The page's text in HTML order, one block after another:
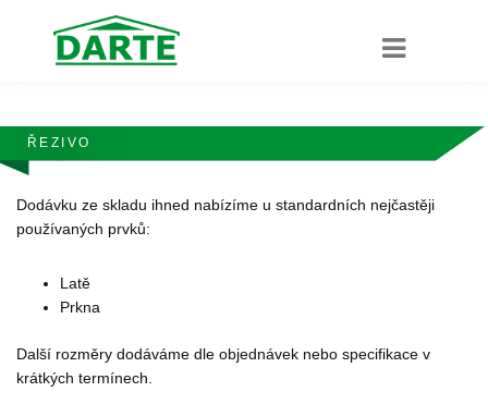
ŘEZIVO
Dodávku ze skladu ihned nabízíme u standardních nejčastěji
používaných prvků:
Latě
Prkna
Další rozměry dodáváme dle objednávek nebo specifikace v
krátkých termínech.